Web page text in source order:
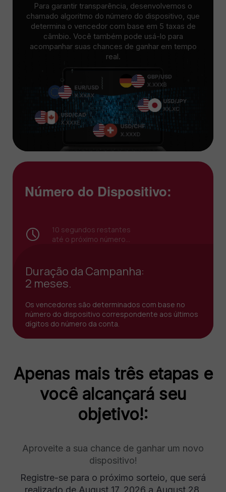
Para garantir transparência, desenvolvemos o
chamado algoritmo do número do dispositivo, que
determina o vencedor com base em 5 taxas de
câmbio. Você também pode usá-lo para
acompanhar suas chances de ganhar em tempo
real.
Número do Dispositivo:
9segundos restantes
até o próximo número...
Duração da Campanha:
2 meses.
Os vencedores são determinados com base no
número do dispositivo correspondente aos últimos
dígitos do número da conta.
Apenas mais três etapas e
você alcançará seu
objetivo!:
Aproveite a sua chance de ganhar um novo
dispositivo!
Registre-se para o próximo sorteio, que será
realizado de August 17, 2026 a August 28,